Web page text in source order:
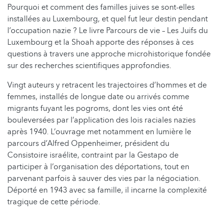
Pourquoi et comment des familles juives se sont-elles
installées au Luxembourg, et quel fut leur destin pendant
l’occupation nazie ? Le livre Parcours de vie – Les Juifs du
Luxembourg et la Shoah apporte des réponses à ces
questions à travers une approche microhistorique fondée
sur des recherches scientifiques approfondies.
Vingt auteurs y retracent les trajectoires d’hommes et de
femmes, installés de longue date ou arrivés comme
migrants fuyant les pogroms, dont les vies ont été
bouleversées par l’application des lois raciales nazies
après 1940. L’ouvrage met notamment en lumière le
parcours d’Alfred Oppenheimer, président du
Consistoire israélite, contraint par la Gestapo de
participer à l’organisation des déportations, tout en
parvenant parfois à sauver des vies par la négociation.
Déporté en 1943 avec sa famille, il incarne la complexité
tragique de cette période.